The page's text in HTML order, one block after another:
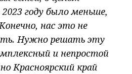
году было меньше,
нас это не
Нужно решать эту
и непростой
Красноярский край